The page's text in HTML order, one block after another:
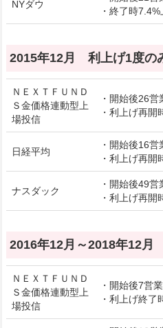
NYダウ
・終了時
2015年12月 利上げ1度の
ＮＥＸＴＦＵＮＤ
Ｓ金価格連動型上
場投信
・開始後26
・利上げ再開
日経平均
・開始後16
・利上げ再開
ナスダック
・開始後49
・利上げ再開
2016年12月～2018年12
ＮＥＸＴＦＵＮＤ
Ｓ金価格連動型上
場投信
・開始後7営
・利上げ終了